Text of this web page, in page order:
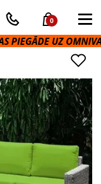
0
PIEGĀDE UZ